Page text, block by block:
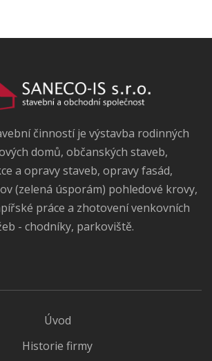
činností je výstavba rodinných
domů, občanských staveb,
a opravy staveb, opravy fasád,
(zelená úsporám) pohledové krovy,
práce a zhotovení venkovních
- chodníky, parkoviště.
Úvod
Historie firmy